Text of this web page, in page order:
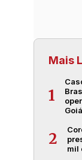
Mais
1
2
mil